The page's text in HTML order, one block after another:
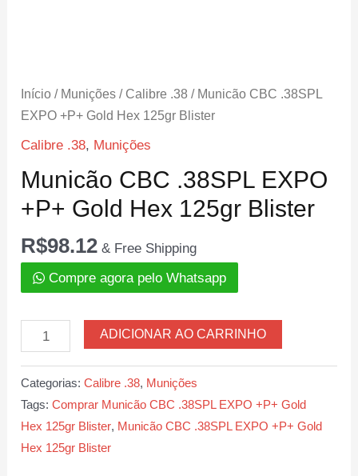
Início / Munições / Calibre .38 / Municão CBC .38SPL
EXPO +P+ Gold Hex 125gr Blister
Calibre .38, Munições
Municão CBC .38SPL EXPO
+P+ Gold Hex 125gr Blister
R$98.12 & Free Shipping
Compre agora pelo Whatsapp
Municão
CBC
ADICIONAR AO CARRINHO
Categorias:Calibre .38, Munições
Tags:Comprar Municão CBC .38SPL EXPO +P+ Gold
Hex 125gr Blister, Municão CBC .38SPL EXPO +P+ Gold
Hex 125gr Blister